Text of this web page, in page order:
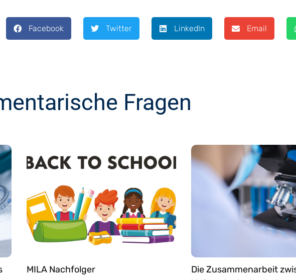
Facebook Twitter LinkedIn Email
Fragen
MILA Nachfolger
Die Zusammenarbeit